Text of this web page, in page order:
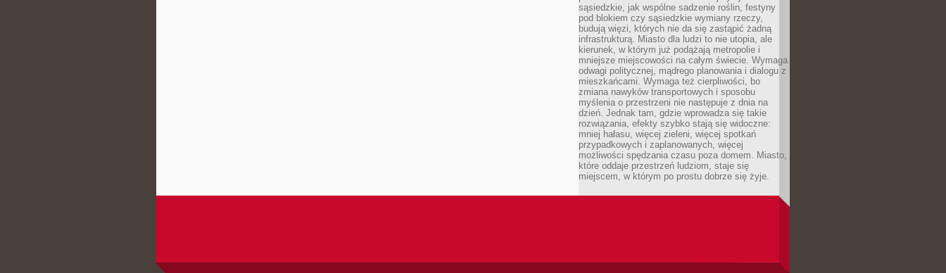
sąsiedzkie, jak wspólne sadzenie roślin, festyny
pod blokiem czy sąsiedzkie wymiany rzeczy,
budują więzi, których nie da się zastąpić żadną
infrastrukturą. Miasto dla ludzi to nie utopia, ale
kierunek, w którym już podążają metropolie i
mniejsze miejscowości na całym świecie. Wymaga
odwagi politycznej, mądrego planowania i dialogu z
mieszkańcami. Wymaga też cierpliwości, bo
zmiana nawyków transportowych i sposobu
myślenia o przestrzeni nie następuje z dnia na
dzień. Jednak tam, gdzie wprowadza się takie
rozwiązania, efekty szybko stają się widoczne:
mniej hałasu, więcej zieleni, więcej spotkań
przypadkowych i zaplanowanych, więcej
możliwości spędzania czasu poza domem. Miasto,
które oddaje przestrzeń ludziom, staje się
miejscem, w którym po prostu dobrze się żyje.